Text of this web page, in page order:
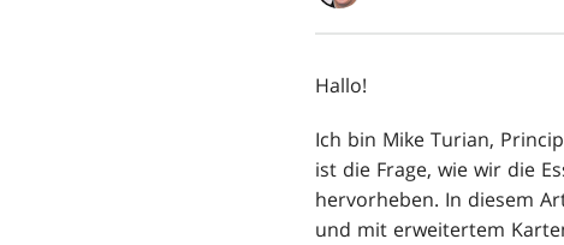
Hallo!
Ich bin Mike Turian,
ist die Frage, wie wir die
hervorheben. In diesem
und mit erweitertem